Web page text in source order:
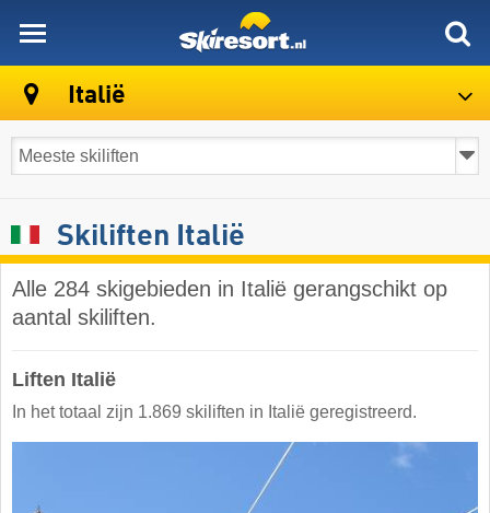
Italië
Skiliften Italië
Alle 284 skigebieden in Italië gerangschikt op
aantal skiliften.
Liften Italië
In het totaal zijn 1.869 skiliften in Italië geregistreerd.